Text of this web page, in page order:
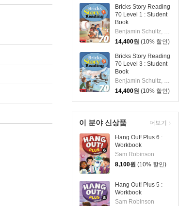
Bricks Story Reading
70 Level 1 : Student
Book
Benjamin Schultz, Sean Switzer, John Perritano, Mike Whale
14,400원 (10% 할인)
Bricks Story Reading
70 Level 3 : Student
Book
Benjamin Schultz, Sean Switzer, John Perritano, Mike Whale
14,400원 (10% 할인)
이 분야 신상품
Hang Out! Plus 6 :
Workbook
Sam Robinson
8,100원 (10% 할인)
Hang Out! Plus 5 :
Workbook
Sam Robinson
더보기